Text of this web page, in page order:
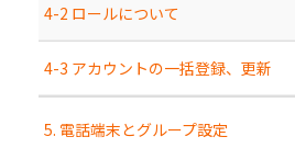
4-2 ロールについて
4-3 アカウントの一括登録、更新
5. 電話端末とグループ設定